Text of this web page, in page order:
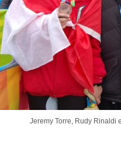
Jeremy Torre, Rudy Rinaldi